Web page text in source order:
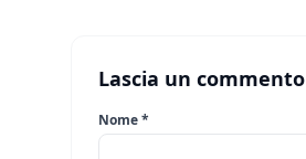
Lascia un commento
Nome *